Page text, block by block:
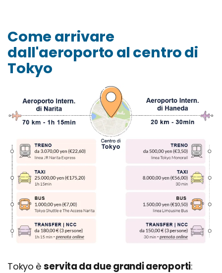
Come arrivare
dall'aeroporto al centro di
Tokyo
Tokyo èservita da due grandi aeroporti: